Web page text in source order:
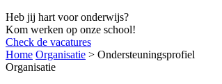
Heb jij hart voor onderwijs?
Kom werken op onze school!
Check de vacatures
Home Organisatie > Ondersteuningsprofiel
Organisatie